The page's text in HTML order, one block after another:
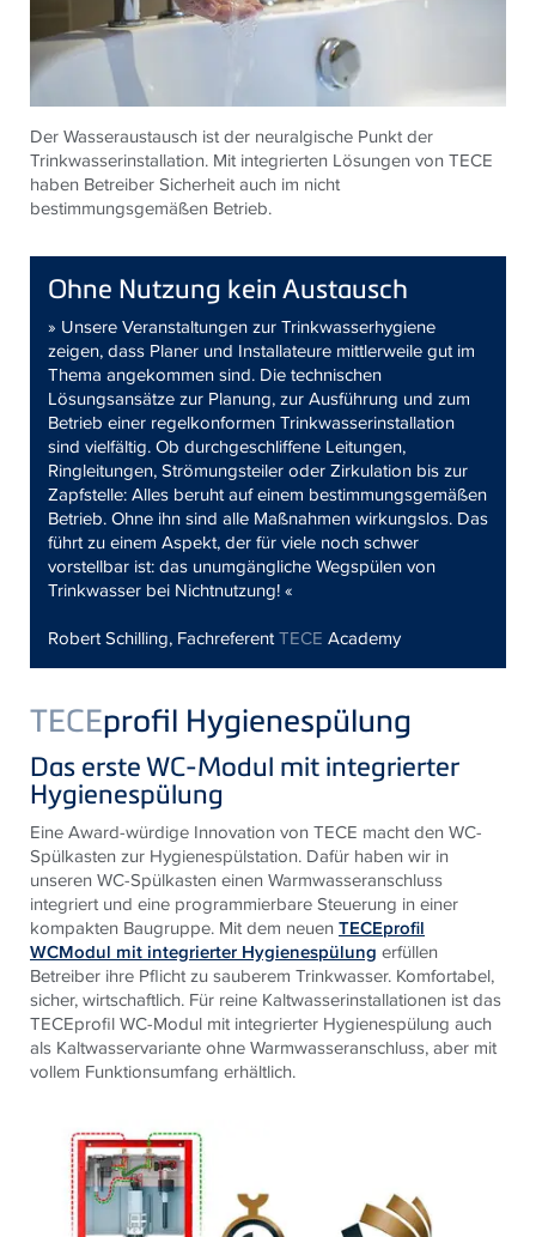
Der Wasseraustausch ist der neuralgische Punkt der
Trinkwasserinstallation. Mit integrierten Lösungen von TECE
haben Betreiber Sicherheit auch im nicht
bestimmungsgemäßen Betrieb.
Ohne Nutzung kein Austausch
» Unsere Veranstaltungen zur Trinkwasserhygiene
zeigen, dass Planer und Installateure mittlerweile gut im
Thema angekommen sind. Die technischen
Lösungsansätze zur Planung, zur Ausführung und zum
Betrieb einer regelkonformen Trinkwasserinstallation
sind vielfältig. Ob durchgeschliffene Leitungen,
Ringleitungen, Strömungsteiler oder Zirkulation bis zur
Zapfstelle: Alles beruht auf einem bestimmungsgemäßen
Betrieb. Ohne ihn sind alle Maßnahmen wirkungslos. Das
führt zu einem Aspekt, der für viele noch schwer
vorstellbar ist: das unumgängliche Wegspülen von
Trinkwasser bei Nichtnutzung! «
Robert Schilling, FachreferentTECE Academy
TECEprofil Hygienespülung
Das erste WC-Modul mit integrierter
Hygienespülung
Eine Award-würdige Innovation von TECE macht den WC-
Spülkasten zur Hygienespülstation. Dafür haben wir in
unseren WC-Spülkasten einen Warmwasseranschluss
integriert und eine programmierbare Steuerung in einer
kompakten Baugruppe. Mit dem neuenTECEprofil
WCModul mit integrierter Hygienespülung erfüllen
Betreiber ihre Pflicht zu sauberem Trinkwasser. Komfortabel,
sicher, wirtschaftlich. Für reine Kaltwasser­installationen ist das
TECEprofil WC-Modul mit integrierter Hygienespülung auch
als Kaltwasservariante ohne Warmwasseranschluss, aber mit
vollem Funktionsumfang erhältlich.